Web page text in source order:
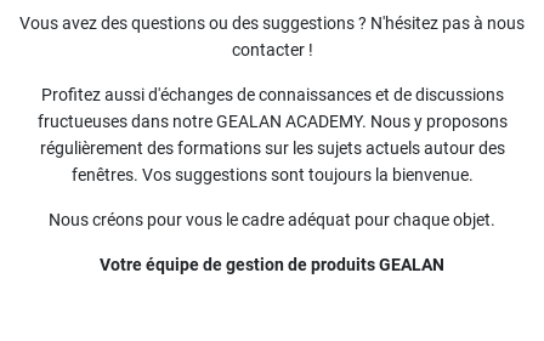
Vous avez des questions ou des suggestions ? N'hésitez pas à nous
contacter !
Profitez aussi d'échanges de connaissances et de discussions
fructueuses dans notre GEALAN ACADEMY. Nous y proposons
régulièrement des formations sur les sujets actuels autour des
fenêtres. Vos suggestions sont toujours la bienvenue.
Nous créons pour vous le cadre adéquat pour chaque objet.
Votre équipe de gestion de produits GEALAN